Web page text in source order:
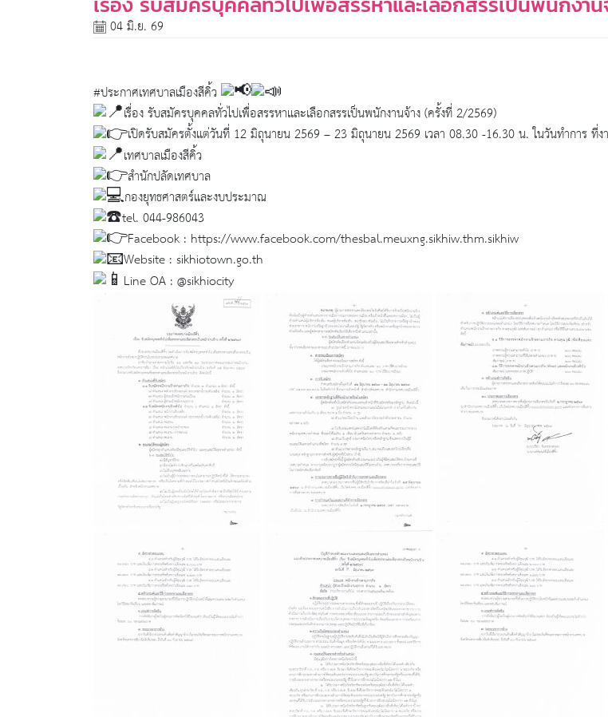
04 มิ.ย. 69
#ประกาศเทศบาลเมืองสีคิ้ว
เรื่อง รับสมัครบุคคลทั่วไปเพื่อสรรหาและเลือกสรรเป็นพนักงานจ้าง (ครั้งที่ 2/2569)
เปิดรับสมัครตั้งแต่วันที่ 12 มิถุนายน 2569 – 23 มิถุนายน 2569 เวลา 08.30 -16.30 น. ในวันทำการ ที่ง
เทศบาลเมืองสีคิ้ว
สำนักปลัดเทศบาล
กองยุทธศาสตร์และงบประมาณ
tel. 044-986043
Facebook : https://www.facebook.com/thesbal.meuxng.sikhiw.thm.sikhiw
Website : sikhiotown.go.th
Line OA : @sikhiocity